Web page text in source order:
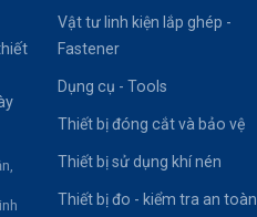
Vật tư linh kiện lắp ghép -
Fastener
Dụng cụ - Tools
Thiết bị đóng cắt và bảo vệ
Thiết bị sử dụng khí nén
Thiết bị đo - kiểm tra an toàn